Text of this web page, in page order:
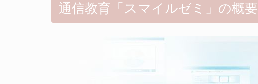
通信教育「スマイルゼミ」の概要